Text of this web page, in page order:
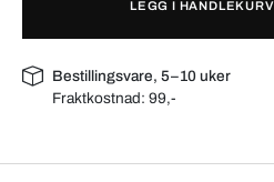
LEGG I
Bestillingsvare, 5–10 uker
Fraktkostnad:99,-